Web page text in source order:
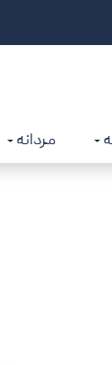
مردانه